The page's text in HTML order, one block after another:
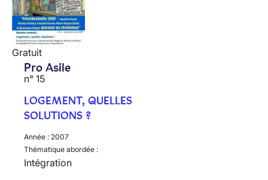
Gratuit
Pro Asile
n° 15
LOGEMENT, QUELLES
SOLUTIONS ?
Année : 2007
Thématique abordée :
Intégration